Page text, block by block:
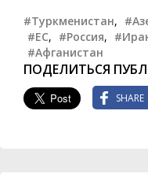
#Туркменистан,
#ЕС, #Россия,
#Афганистан
ПОДЕЛИТЬСЯ
SHARE